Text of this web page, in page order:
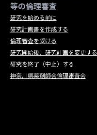
等の倫理審査
研究を始める前に
研究計画書を作成する
倫理審査を受ける
研究開始後、研究計画を変更する
研究を終了（中止）する
神奈川県薬剤師会倫理審査会